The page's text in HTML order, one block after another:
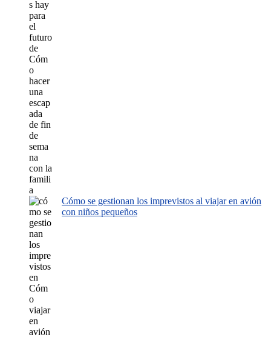
Cómo se gestionan los imprevistos al viajar en avión
con niños pequeños